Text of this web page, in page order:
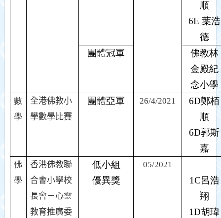
順
6E 葉浩
德
團體冠軍
佛教林
金殿紀
念小學
數
學
全港佛教小
學數學比賽
團體亞軍 26/4/2021 6D鄭栢
順
6D郭斯
嘉
佛
學
香港佛教聯
合會小學校
長會－心靈
教育推廣委
低小組
優異獎
05/2021
1C呂浩
翔
1D胡瑋